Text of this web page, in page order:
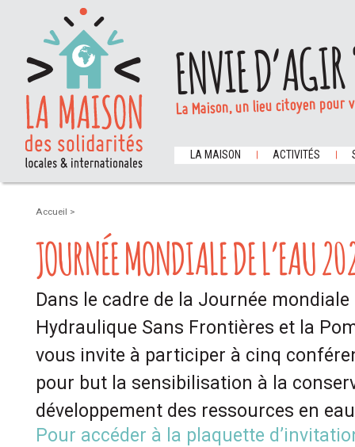
ENVIE
La Maison, un lieu citoyen
LA MAISON ACTIVITÉS
Accueil >
JOURNÉE MONDIALE DE L’EAU
Dans le cadre de la Journée mondiale
Hydraulique Sans Frontières et la
vous invite à participer à cinq
pour but la sensibilisation à la
développement des ressources en
Pour accéder à la plaquette